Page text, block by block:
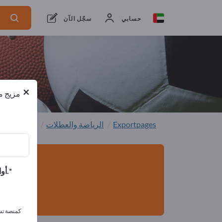
سجّل الآن حسابي من المصدرين من المصنعين2
Exportpages الرياضة والعطلات
× مزيج
أوافق على تلقي الرسائل الإخبارية الخاصة بك وأوافق على بيان خصوصية البيانات.